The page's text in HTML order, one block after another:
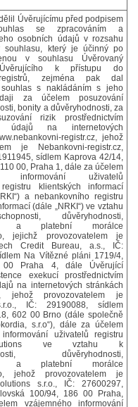
Úvěrujícímu před podpisem
se zpracováním a
osobních údajů v rozsahu
souhlasu, který je účinný po
v souhlasu Úvěrovaný
k přístupu do
zejména pak dal
souhlas s nakládáním s jeho
za účelem posuzování
bonity a důvěryhodnosti, za
rizik prostřednictvím
údajů na internetových
registr.cz, jehož
je Nebankovni-registr.cz,
sídlem Kaprova 42/14,
00, Praha 1, dále za účelem
informování uživatelů
klientských informací
a nebankovního registru
(dále „NRKI“) ve vztahu
důvěryhodnosti,
a platební morálce
jejichž provozovatelem je
Credit Bureau, a.s., IČ:
Na Vítězné pláni 1719/4,
00 Praha 4, dále Úvěrující
exekucí prostřednictvím
na internetových stránkách
jehož provozovatelem je
IČ: 29190088, sídlem
602 00 Brno (dále společně
s.r.o“), dále za účelem
uživatelů registru
ve vztahu k
důvěryhodnosti,
a platební morálce
jehož provozovatelem je
s.r.o., IČ: 27600297,
100/94, 186 00 Praha,
vzájemného informování